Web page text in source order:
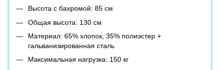
Высота с бахромой: 85 см
Общая высота: 130 см
Материал: 65% хлопок, 35% полиэстер +
гальванизированная сталь
Максимальная нагрузка: 150 кг